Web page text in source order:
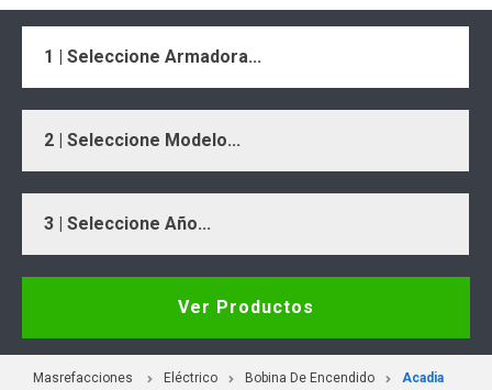
1 | Seleccione Armadora...
2 | Seleccione Modelo...
3 | Seleccione Año...
Ver Productos
Masrefacciones Eléctrico Bobina De Encendido Acadia